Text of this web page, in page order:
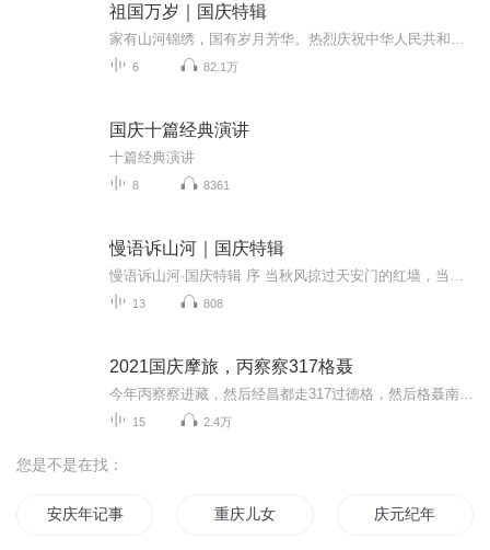
祖国万岁｜国庆特辑
6 82.1万
国庆十篇经典演讲
十篇经典演讲
8 8361
慢语诉山河｜国庆特辑
13 808
2021国庆摩旅，丙察察317格聂
15 2.4万
您是不是在找：
安庆年记事 重庆儿女 庆元纪年